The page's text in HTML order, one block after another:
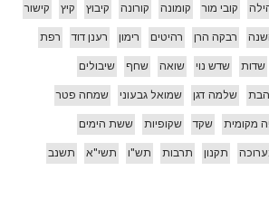
קובי מור קומונה קורונה קיבוץ קיץ קישור
רבקה הרן רהיטים רימון רענן דוד רפת
שדות שדש נוי שואה שחף שיבולים
שלמה דגן שמואל גבעוני שמחה פטר
מקומית שקד שקופיות ששת הימים
תקנון תרבות תש"ו תשי"א תשנב